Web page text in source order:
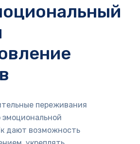
переживания
дают возможность